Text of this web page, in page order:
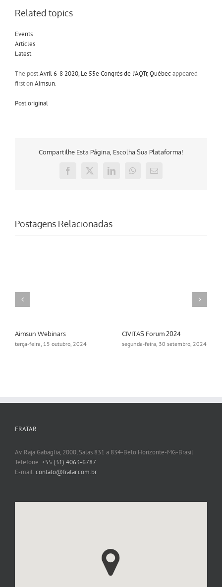
Related topics
Events
Articles
Latest
The postAvril 6-8 2020, Le 55e Congrès de l’AQTr, Québecappeared
first onAimsun.
Post original
Compartilhe Esta Página, Escolha Sua Plataforma!
Facebook
X LinkedInWhatsApp
E-
Postagens Relacionadas
Aimsun Webinars
terça-feira, 15 outubro, 2024
CIVITAS Forum 2024
segunda-feira, 30 setembro, 2024
FRATAR
Av. Raja Gabaglia, 2000, Salas 831 a 834-Belo Horizonte-MG-Brasil
Telefone:+55 (31) 4063-6787
E-mail:contato@fratar.com.br